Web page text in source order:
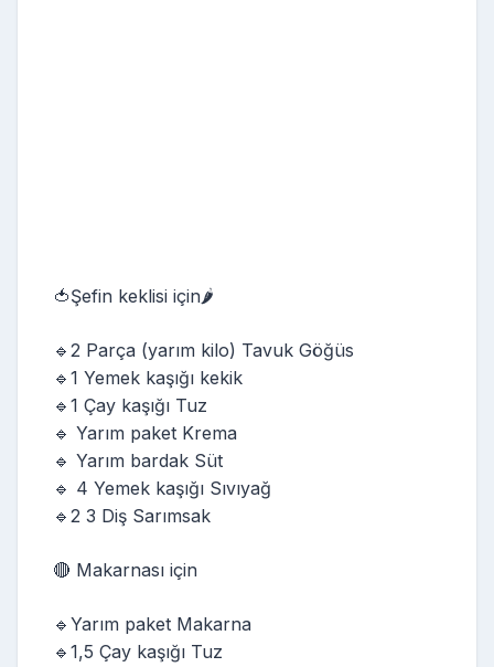
🍅Şefin keklisi için🌶️
🔹2 Parça (yarım kilo) Tavuk Göğüs
🔹1 Yemek kaşığı kekik
🔹1 Çay kaşığı Tuz
🔹 Yarım paket Krema
🔹 Yarım bardak Süt
🔹 4 Yemek kaşığı Sıvıyağ
🔹2 3 Diş Sarımsak
🔴 Makarnası için
🔹Yarım paket Makarna
🔹1,5 Çay kaşığı Tuz